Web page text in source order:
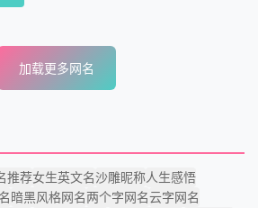
加载更多网名
推荐女生英文名沙雕昵称人生感悟
暗黑风格网名两个字网名云字网名